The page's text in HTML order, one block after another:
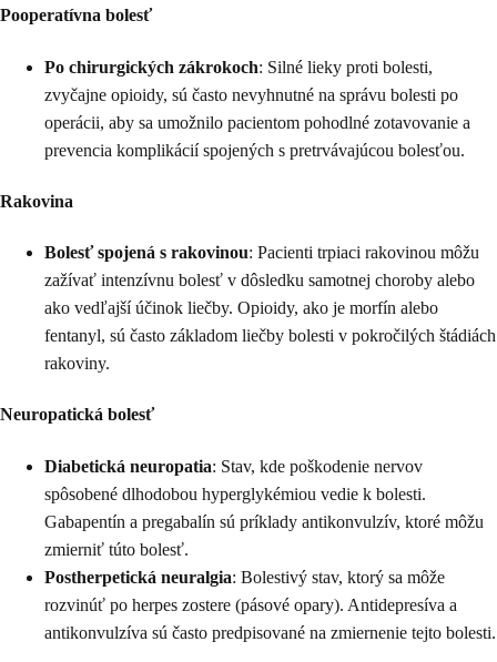
Pooperatívna bolesť
Po chirurgických zákrokoch: Silné lieky proti bolesti,
zvyčajne opioidy, sú často nevyhnutné na správu bolesti po
operácii, aby sa umožnilo pacientom pohodlné zotavovanie a
prevencia komplikácií spojených s pretrvávajúcou bolesťou.
Rakovina
Bolesť spojená s rakovinou: Pacienti trpiaci rakovinou môžu
zažívať intenzívnu bolesť v dôsledku samotnej choroby alebo
ako vedľajší účinok liečby. Opioidy, ako je morfín alebo
fentanyl, sú často základom liečby bolesti v pokročilých štádiách
rakoviny.
Neuropatická bolesť
Diabetická neuropatia: Stav, kde poškodenie nervov
spôsobené dlhodobou hyperglykémiou vedie k bolesti.
Gabapentín a pregabalín sú príklady antikonvulzív, ktoré môžu
zmierniť túto bolesť.
Postherpetická neuralgia: Bolestivý stav, ktorý sa môže
rozvinúť po herpes zostere (pásové opary). Antidepresíva a
antikonvulzíva sú často predpisované na zmiernenie tejto bolesti.